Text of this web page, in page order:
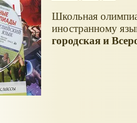
Школьная
иностранному
городская и